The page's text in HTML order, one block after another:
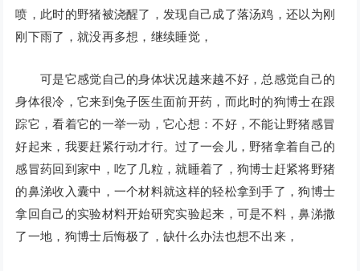
喷，此时的野猪被浇醒了，发现自己成了落汤鸡，还以为刚
刚下雨了，就没再多想，继续睡觉，
可是它感觉自己的身体状况越来越不好，总感觉自己的
身体很冷，它来到兔子医生面前开药，而此时的狗博士在跟
踪它，看着它的一举一动，它心想：不好，不能让野猪感冒
好起来，我要赶紧行动才行。过了一会儿，野猪拿着自己的
感冒药回到家中，吃了几粒，就睡着了，狗博士赶紧将野猪
的鼻涕收入囊中，一个材料就这样的轻松拿到手了，狗博士
拿回自己的实验材料开始研究实验起来，可是不料，鼻涕撒
了一地，狗博士后悔极了，缺什么办法也想不出来，